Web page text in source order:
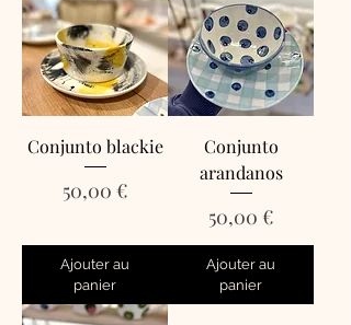
Conjunto blackie
Prix
50,00 €
Ajouter au
panier
Conjunto
arandanos
Prix
50,00 €
Ajouter au
panier